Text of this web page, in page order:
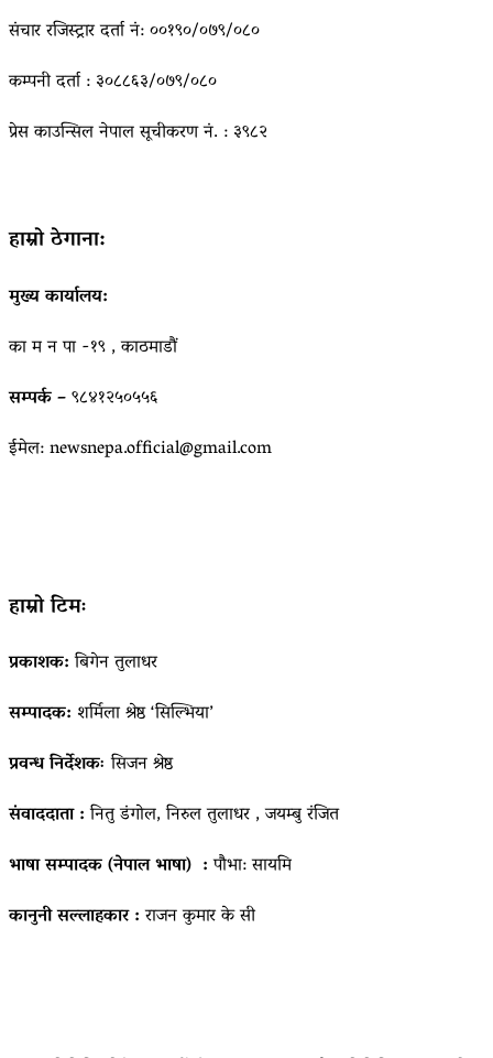
संचार रजिस्ट्रार दर्ता नं: ००१९०/०७९/०८०
कम्पनी दर्ता : ३०८८६३/०७९/०८०
प्रेस काउन्सिल नेपाल सूचीकरण नं. : ३९८२
हाम्रो ठेगाना:
मुख्य कार्यालय:
का म न पा -१९ , काठमाडौं
सम्पर्क –९८४१२५०५५६
ईमेल: newsnepa.official@gmail.com
हाम्रो टिमः
प्रकाशक:बिगेन तुलाधर
सम्पादक: शर्मिला श्रेष्ठ ‘सिल्भिया’
प्रवन्ध निर्देशकःसिजन श्रेष्ठ
संवाददाता :नितु डंगोल, निरुल तुलाधर , जयम्बु रंजित
भाषा सम्पादक (नेपाल भाषा) :पौभा: सायमि
कानुनी सल्लाहकार :राजन कुमार के सी